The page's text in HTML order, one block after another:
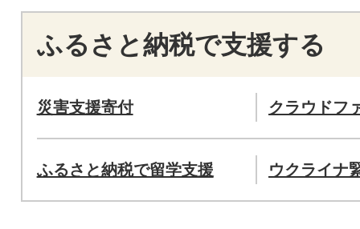
ふるさと納税で支援する
災害支援寄付 クラウドフ
ふるさと納税で留学支援 ウクライナ